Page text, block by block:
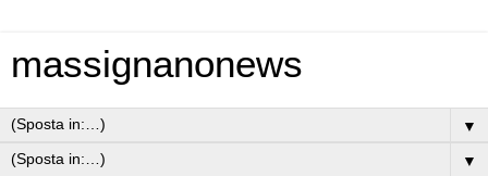
massignanonews
▼
▼